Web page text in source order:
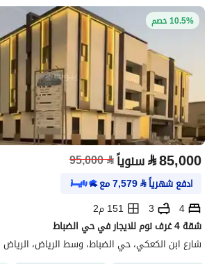
10.5% خصم
⃁85,000 سنوياً⃁
95,000
ادفع شهرياً⃁
7,579مع
4
3
151 م2
شقة 4 غرف نوم للايجار في حي الضباط
شارع ابن الكعكي، حي الضباط، وسط الرياض، الرياض